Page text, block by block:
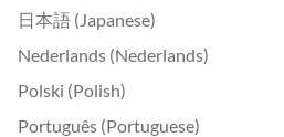
日本語 (Japanese)
Nederlands (Nederlands)
Polski (Polish)
Português (Portuguese)